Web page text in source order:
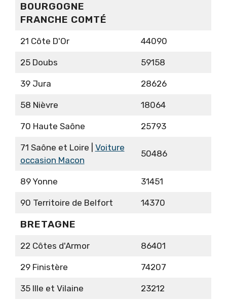
BOURGOGNE
FRANCHE COMTÉ
21 Côte D'Or 44090
25 Doubs 59158
39 Jura 28626
58 Nièvre 18064
70 Haute Saône 25793
71 Saône et Loire | Voiture
occasion Macon
50486
89 Yonne 31451
90 Territoire de Belfort 14370
BRETAGNE
22 Côtes d'Armor 86401
29 Finistère 74207
35 Ille et Vilaine 23212